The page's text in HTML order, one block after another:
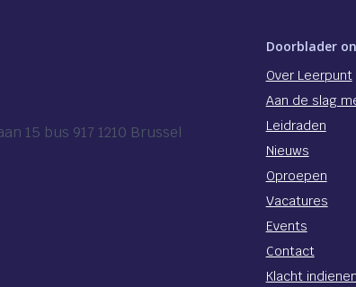
15 bus 917 1210 Brussel
Doorblader
Over Leerpunt
Aan de slag
Leidraden
Nieuws
Oproepen
Vacatures
Events
Contact
Klacht indienen